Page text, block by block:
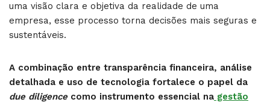
uma visão clara e objetiva da realidade de uma
empresa, esse processo torna decisões mais seguras e
sustentáveis.
A combinação entre transparência financeira, análise
detalhada e uso de tecnologia fortalece o papel da
due diligencecomo instrumento essencial na gestão